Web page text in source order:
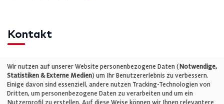
Kontakt
Telefon: +49 (0)711 2585563-0
E-Mail:info@bauelemente-bau.eu
Wir nutzen auf unserer Website personenbezogene Daten (Notwendige,
Statistiken & Externe Medien) um Ihr Benutzererlebnis zu verbessern.
Einige davon sind essenziell, andere nutzen Tracking-Technologien von
Dritten, um personenbezogene Daten zu verarbeiten und um ein
Nutzerprofil zu erstellen. Auf diese Weise können wir Ihnen relevantere